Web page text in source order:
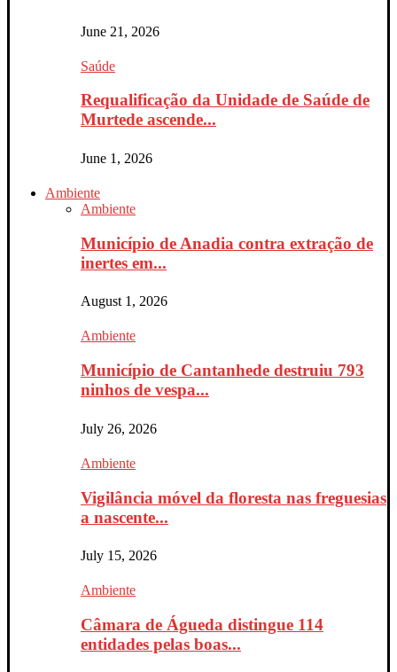
June 21, 2026
Saúde
Requalificação da Unidade de Saúde de
Murtede ascende...
June 1, 2026
Ambiente
Ambiente
Município de Anadia contra extração de
inertes em...
August 1, 2026
Ambiente
Município de Cantanhede destruiu 793
ninhos de vespa...
July 26, 2026
Ambiente
Vigilância móvel da floresta nas freguesias
a nascente...
July 15, 2026
Ambiente
Câmara de Águeda distingue 114
entidades pelas boas...